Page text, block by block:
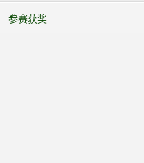
参赛获奖